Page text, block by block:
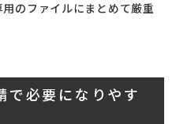
のファイルにまとめて厳重
で必要になりやす